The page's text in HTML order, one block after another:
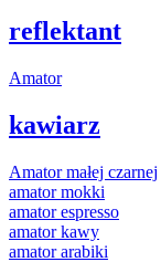
reflektant
Amator
kawiarz
Amatormałej czarnej
amatormokki
amatorespresso
amatorkawy
amatorarabiki